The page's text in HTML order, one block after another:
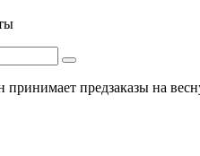
принимает предзаказы на